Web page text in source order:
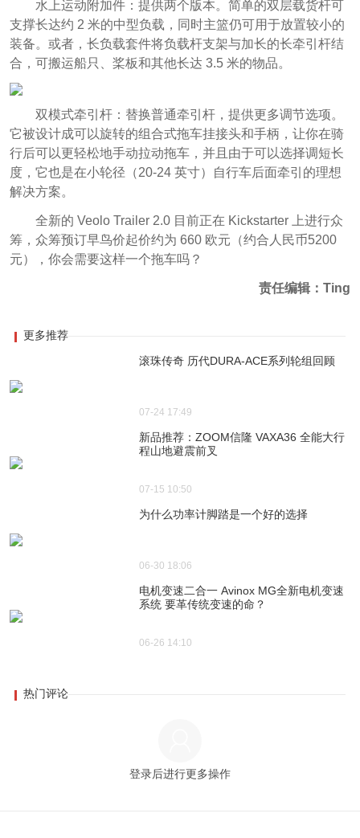
水上运动附加件：提供两个版本。简单的双层载货杆可
支撑长达约 2 米的中型负载，同时主篮仍可用于放置较小的
装备。或者，长负载套件将负载杆支架与加长的长牵引杆结
合，可搬运船只、桨板和其他长达 3.5 米的物品。
双模式牵引杆：替换普通牵引杆，提供更多调节选项。
它被设计成可以旋转的组合式拖车挂接头和手柄，让你在骑
行后可以更轻松地手动拉动拖车，并且由于可以选择调短长
度，它也是在小轮径（20-24 英寸）自行车后面牵引的理想
解决方案。
全新的 Veolo Trailer 2.0 目前正在 Kickstarter 上进行众
筹，众筹预订早鸟价起价约为 660 欧元（约合人民币5200
元），你会需要这样一个拖车吗？
责任编辑：Ting
更多推荐
滚珠传奇 历代DURA-ACE系列轮组回顾
07-24 17:49
新品推荐：ZOOM信隆 VAXA36 全能大行
程山地避震前叉
07-15 10:50
为什么功率计脚踏是一个好的选择
06-30 18:06
电机变速二合一 Avinox MG全新电机变速
系统 要革传统变速的命？
06-26 14:10
热门评论
登录后进行更多操作